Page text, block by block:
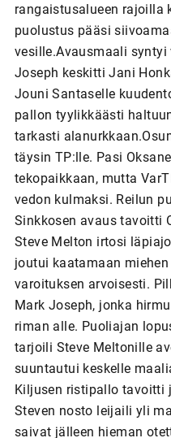
rangaistusalueen rajoilla
puolustus pääsi
vesille.Avausmaali
Joseph keskitti Jani
Jouni Santaselle
pallon tyylikkäästi
tarkasti
täysin TP:lle. Pasi
tekopaikkaan, mutta
vedon kulmaksi. Reilun
Sinkkosen avaus tavoitti
Steve Melton irtosi
joutui kaatamaan
varoituksen arvoisesti.
Mark Joseph, jonka
riman alle. Puoliajan
tarjoili Steve Meltonille
suuntautui keskelle
Kiljusen ristipallo tavoitti
Steven nosto leijaili yli
saivat jälleen hieman